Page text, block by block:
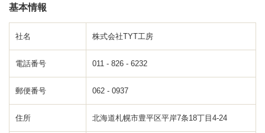
基本情報
社名 株式会社TYT工房
電話番号 011 - 826 - 6232
郵便番号 062 - 0937
住所 北海道札幌市豊平区平岸7条18丁目4-24